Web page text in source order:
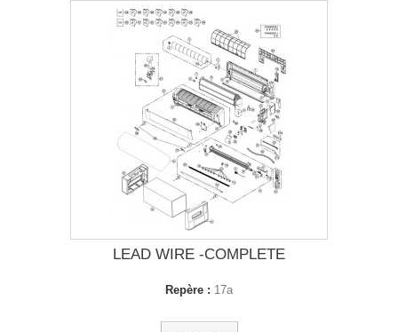
LEAD WIRE -COMPLETE
Repère : 17a